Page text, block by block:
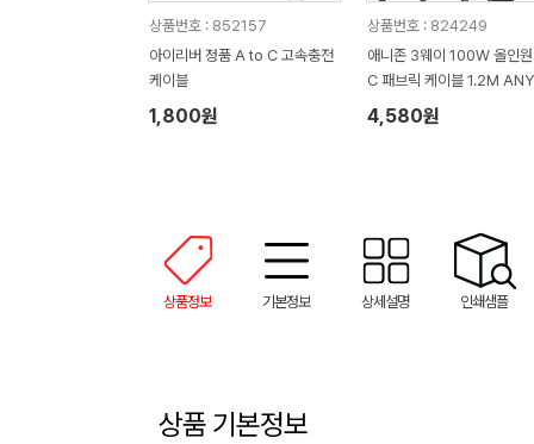
상품번호 : 852157
아이리버 정품 A to C 고속충전
케이블
1,800원
상품번호 : 824249
애니존 3웨이 100W 올인
C 패브릭 케이블 1.2M
2M-CCC
4,580원
상품정보 기본정보 상세설명 인쇄샘플
상품 기본정보